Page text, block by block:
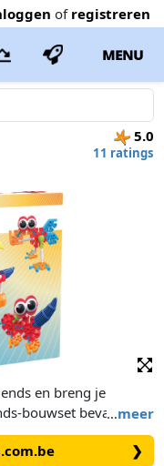
of registreren
MENU
5.0
11 ratings
…meer
en breng je
bouwset bevat 30
Je kind haalt
Friends tot leven
❯